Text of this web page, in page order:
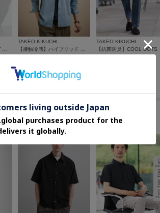
TAKEO KIKUCHI
さらに15%OFF
TAKEO KIKUCHI
ルアイテムからのおすすめ